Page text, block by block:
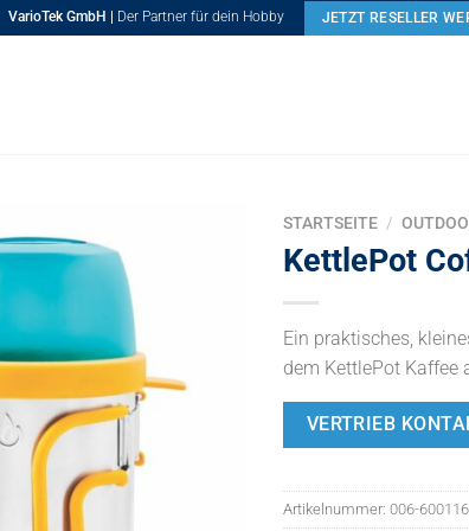
VarioTek GmbH | Der Partner für dein Hobby JETZT RESELLER
STARTSEITE /
KettlePot
Ein praktisches,
dem KettlePot Kaffee
VERTRIEB
Artikelnummer: 006-